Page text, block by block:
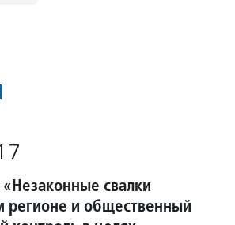
свалки
регионе и общественный